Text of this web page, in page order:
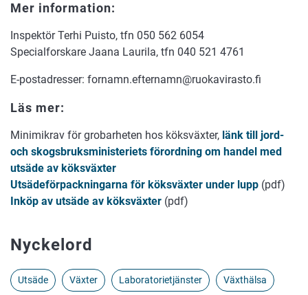
Mer information:
Inspektör Terhi Puisto, tfn 050 562 6054
Specialforskare Jaana Laurila, tfn 040 521 4761
E-postadresser: fornamn.efternamn@ruokavirasto.fi
Läs mer:
Minimikrav för grobarheten hos köksväxter, länk till jord-
och skogsbruksministeriets förordning om handel med
utsäde av köksväxter
Utsädeförpackningarna för köksväxter under lupp (pdf)
Inköp av utsäde av köksväxter (pdf)
Nyckelord
Utsäde Växter Laboratorietjänster Växthälsa